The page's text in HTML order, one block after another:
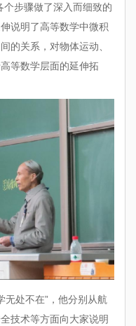
步骤做了深入而细致的
说明了高等数学中微积
的关系，对物体运动、
等数学层面的延伸拓
处不在”，他分别从航
技术等方面向大家说明